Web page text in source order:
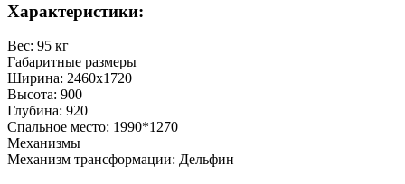
Характеристики:
Вес: 95 кг
Габаритные размеры
Ширина: 2460х1720
Высота: 900
Глубина: 920
Спальное место: 1990*1270
Механизмы
Механизм трансформации: Дельфин